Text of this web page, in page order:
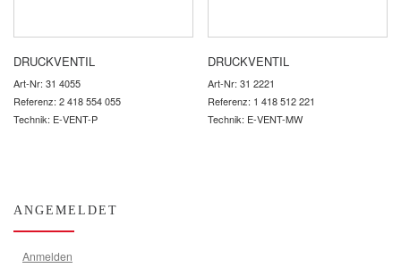
DRUCKVENTIL
Art-Nr: 31 4055
Referenz: 2 418 554 055
Technik: E-VENT-P
DRUCKVENTIL
Art-Nr: 31 2221
Referenz: 1 418 512 221
Technik: E-VENT-MW
ANGEMELDET
Anmelden